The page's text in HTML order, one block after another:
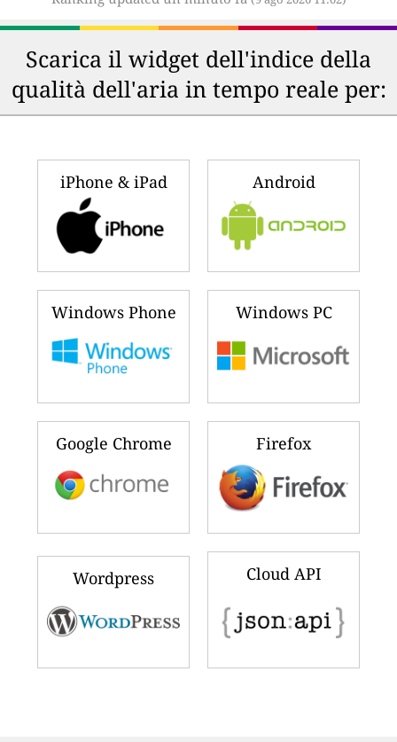
Scarica il widget dell'indice della
qualità dell'aria in tempo reale per:
iPhone & iPad Android
Windows Phone Windows PC
Google Chrome Firefox
Wordpress Cloud API